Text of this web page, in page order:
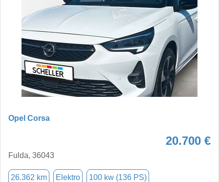
Opel Corsa
20.700 €
Fulda, 36043
26.362 km Elektro 100 kw (136 PS)